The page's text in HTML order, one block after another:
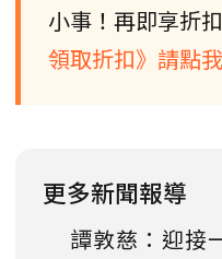
小事！再即享折
領取折扣》請點我
更多新聞報導
譚敦慈：迎接